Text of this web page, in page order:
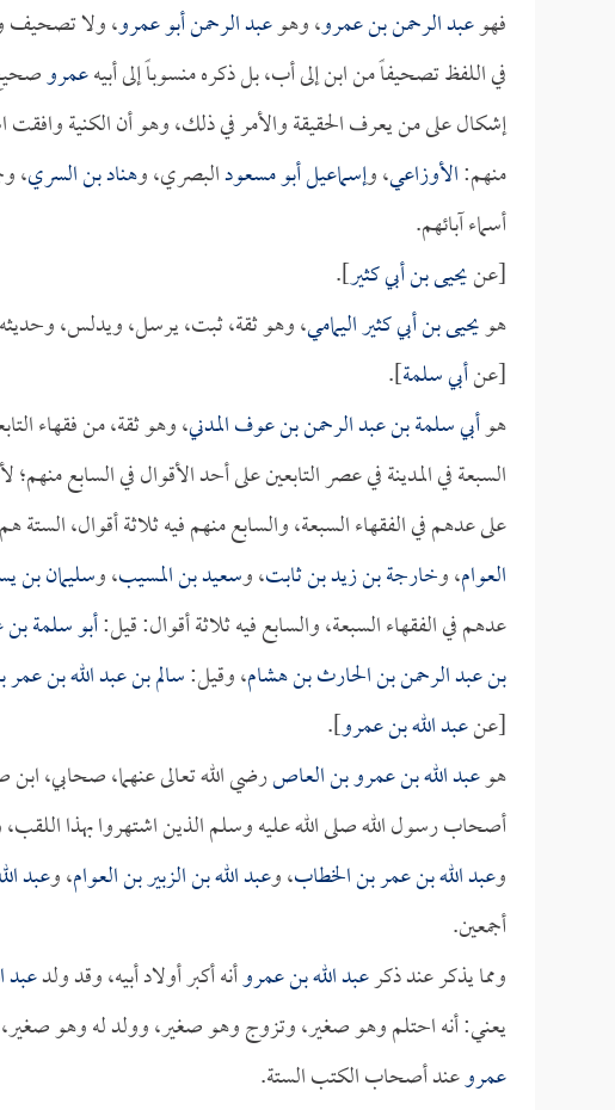
فهوعبد الرحمن بن عمرو، وهوعبد الرحمن أبو عمرو، ولا تصحيف
في اللفظ تصحيفاً من ابن إلى أب، بل ذكره منسوباً إلى أبيهعمرو
إشكال على من يعرف الحقيقة والأمر في ذلك، وهو أن الكنية
منهم:الأوزاعي، وإسماعيل أبو مسعودالبصري، وهناد بن السري،
أسماء آبائهم.
[عنيحيى بن أبي كثير].
هويحيى بن أبي كثير اليمامي، وهو ثقة، ثبت، يرسل، ويدلس،
[عنأبي سلمة].
هوأبي سلمة بن عبد الرحمن بن عوف المدني، وهو ثقة، من فقهاء
السبعة في المدينة في عصر التابعين على أحد الأقوال في السابع
على عدهم في الفقهاء السبعة، والسابع منهم فيه ثلاثة أقوال، الستة
العوام، وخارجة بن زيد بن ثابت، وسعيد بن المسيب، وسليمان بن
عدهم في الفقهاء السبعة، والسابع فيه ثلاثة أقوال: قيل:أبو سلمة
بن عبد الرحمن بن الحارث بن هشام، وقيل:سالم بن عبد الله بن
[عنعبد الله بن عمرو].
هوعبد الله بن عمرو بن العاصرضي الله تعالى عنهما، صحابي،
أصحاب رسول الله صلى الله عليه وسلم الذين اشتهروا بهذا
وعبد الله بن عمر بن الخطاب، وعبد الله بن الزبير بن العوام، وعبد
أجمعين.
ومما يذكر عند ذكرعبد الله بن عمروأنه أكبر أولاد أبيه، وقد ولدعبد
يعني: أنه احتلم وهو صغير، وتزوج وهو صغير، وولد له وهو
عمروعند أصحاب الكتب الستة.